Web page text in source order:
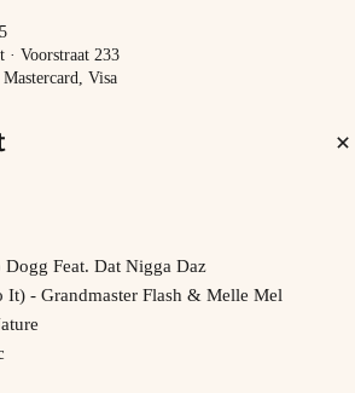
· Voorstraat 233
Visa
Feat. Dat Nigga Daz
- Grandmaster Flash & Melle Mel